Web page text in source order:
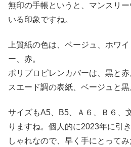
無印の手帳というと、マンスリ
いる印象ですね。
上質紙の色は、ベージュ、ホワ
ー、赤。
ポリプロピレンカバーは、黒と赤
スエード調の表紙、ベージュと黒
サイズもA5、B5、Ａ６、Ｂ６、
りますね。個人的に2023年に引
しゃれなので、早く手にとってみ